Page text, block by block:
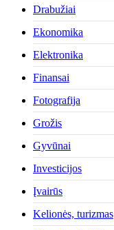
Drabužiai
Ekonomika
Elektronika
Finansai
Fotografija
Grožis
Gyvūnai
Investicijos
Įvairūs
Kelionės, turizmas